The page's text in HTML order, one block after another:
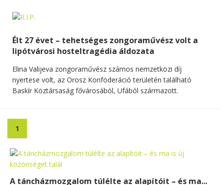
Élt 27 évet – tehetséges zongoraművész volt a
lipótvárosi hosteltragédia áldozata
Elina Valijeva zongoraművész számos nemzetközi díj
nyertese volt, az Orosz Konföderáció területén található
Baskír Köztársaság fővárosából, Ufából származott.
1
A táncházmozgalom túlélte az alapítóit – és ma...